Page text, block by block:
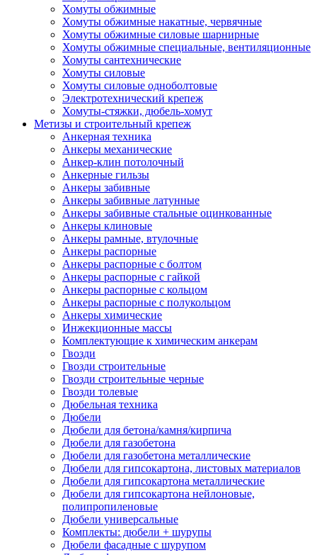
Хомуты обжимные
Хомуты обжимные накатные, червячные
Хомуты обжимные силовые шарнирные
Хомуты обжимные специальные, вентиляционные
Хомуты сантехнические
Хомуты силовые
Хомуты силовые одноболтовые
Электротехнический крепеж
Хомуты-стяжки, дюбель-хомут
Метизы и строительный крепеж
Анкерная техника
Анкеры механические
Анкер-клин потолочный
Анкерные гильзы
Анкеры забивные
Анкеры забивные латунные
Анкеры забивные стальные оцинкованные
Анкеры клиновые
Анкеры рамные, втулочные
Анкеры распорные
Анкеры распорные с болтом
Анкеры распорные с гайкой
Анкеры распорные с кольцом
Анкеры распорные с полукольцом
Анкеры химические
Инжекционные массы
Комплектующие к химическим анкерам
Гвозди
Гвозди строительные
Гвозди строительные черные
Гвозди толевые
Дюбельная техника
Дюбели
Дюбели для бетона/камня/кирпича
Дюбели для газобетона
Дюбели для газобетона металлические
Дюбели для гипсокартона, листовых материалов
Дюбели для гипсокартона металлические
Дюбели для гипсокартона нейлоновые,
полипропиленовые
Дюбели универсальные
Комплекты: дюбели + шурупы
Дюбели фасадные с шурупом